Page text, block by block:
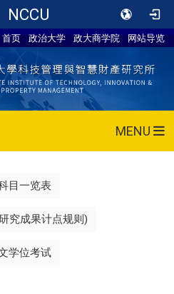
NCCU
首页 政治大学 政大商学院 网站导览
MENU
目一览表
究成果计点规则)
学位考试